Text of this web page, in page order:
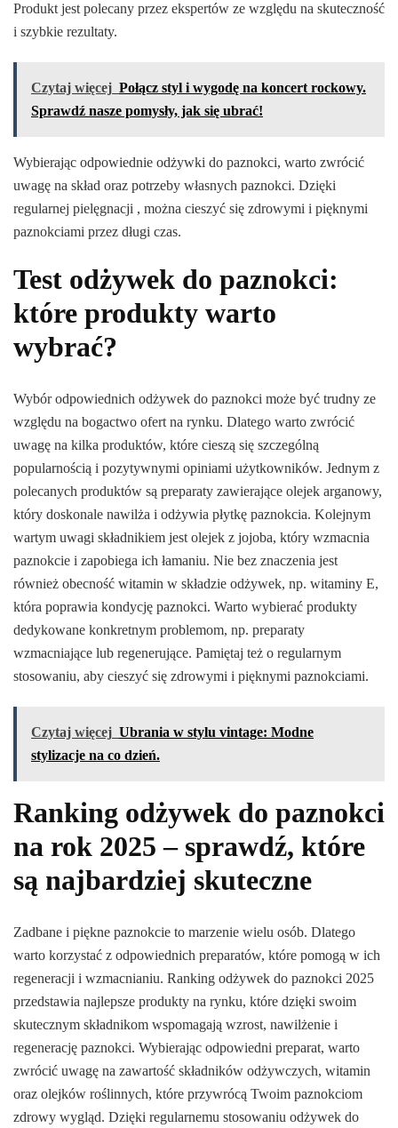
Produkt jest polecany przez ekspertów ze względu na skuteczność
i szybkie rezultaty.
Czytaj więcej Połącz styl i wygodę na koncert rockowy.
Sprawdź nasze pomysły, jak się ubrać!
Wybierając odpowiednie odżywki do paznokci, warto zwrócić
uwagę na skład oraz potrzeby własnych paznokci. Dzięki
regularnej pielęgnacji , można cieszyć się zdrowymi i pięknymi
paznokciami przez długi czas.
Test odżywek do paznokci:
które produkty warto
wybrać?
Wybór odpowiednich odżywek do paznokci może być trudny ze
względu na bogactwo ofert na rynku. Dlatego warto zwrócić
uwagę na kilka produktów, które cieszą się szczególną
popularnością i pozytywnymi opiniami użytkowników. Jednym z
polecanych produktów są preparaty zawierające olejek arganowy,
który doskonale nawilża i odżywia płytkę paznokcia. Kolejnym
wartym uwagi składnikiem jest olejek z jojoba, który wzmacnia
paznokcie i zapobiega ich łamaniu. Nie bez znaczenia jest
również obecność witamin w składzie odżywek, np. witaminy E,
która poprawia kondycję paznokci. Warto wybierać produkty
dedykowane konkretnym problemom, np. preparaty
wzmacniające lub regenerujące. Pamiętaj też o regularnym
stosowaniu, aby cieszyć się zdrowymi i pięknymi paznokciami.
Czytaj więcej Ubrania w stylu vintage: Modne
stylizacje na co dzień.
Ranking odżywek do paznokci
na rok 2025 – sprawdź, które
są najbardziej skuteczne
Zadbane i piękne paznokcie to marzenie wielu osób. Dlatego
warto korzystać z odpowiednich preparatów, które pomogą w ich
regeneracji i wzmacnianiu. Ranking odżywek do paznokci 2025
przedstawia najlepsze produkty na rynku, które dzięki swoim
skutecznym składnikom wspomagają wzrost, nawilżenie i
regenerację paznokci. Wybierając odpowiedni preparat, warto
zwrócić uwagę na zawartość składników odżywczych, witamin
oraz olejków roślinnych, które przywrócą Twoim paznokciom
zdrowy wygląd. Dzięki regularnemu stosowaniu odżywek do